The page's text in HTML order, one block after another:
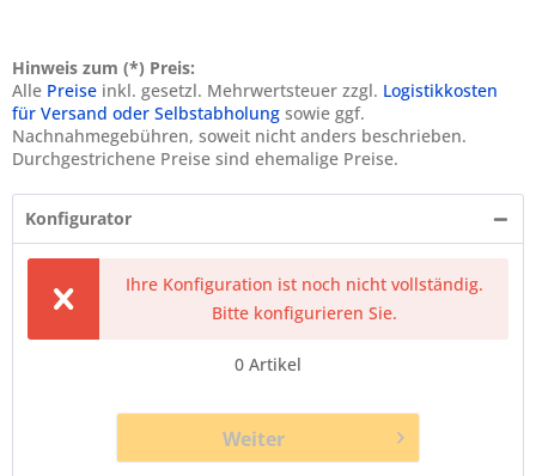
Hinweis zum (*) Preis:
Alle Preise inkl. gesetzl. Mehrwertsteuer zzgl. Logistikkosten
für Versand oder Selbstabholung sowie ggf.
Nachnahmegebühren, soweit nicht anders beschrieben.
Durchgestrichene Preise sind ehemalige Preise.
Konfigurator
Ihre Konfiguration ist noch nicht vollständig.
Bitte konfigurieren Sie.
0 Artikel
Weiter